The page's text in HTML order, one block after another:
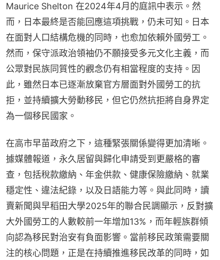
Maurice Shelton 在2024年4月的庭訊中表示。然
而，日本最終是否能回應這項挑戰，仍未可知。日本
在面對人口結構危機的同時，也愈加依賴外國勞工。
然而，保守派政治領袖仍不願接受多元文化主義，而
公眾對民族同質性的觀念仍有相當程度的支持。因
此，雖然日本已逐漸放棄官方層面對外國勞工的抗
拒，並持續擴大勞動移民，但它仍然抗拒將自身界定
為一個移民國家。
在高市早苗政府之下，這種緊張關係變得更加清晰。
據媒體報道，永久居留與歸化申請受到更嚴格的審
查，包括稅款繳納、年金供款、健康保險繳納、就業
穩定性、違法紀錄，以及日語能力等。與此同時，讀
賣新聞與早稻田大學2025年的聯合民調顯示，反對擴
大外國勞工的人數較前一年增加13%，而年輕族群傾
向認為移民對治安有負面影響。當前移民政策需要關
注的核心問題，正是在持續推進移民改革的同時，如